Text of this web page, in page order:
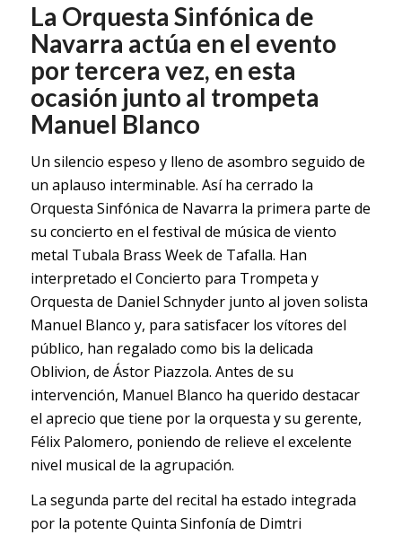
La Orquesta Sinfónica de
Navarra actúa en el evento
por tercera vez, en esta
ocasión junto al trompeta
Manuel Blanco
Un silencio espeso y lleno de asombro seguido de
un aplauso interminable. Así ha cerrado la
Orquesta Sinfónica de Navarra la primera parte de
su concierto en el festival de música de viento
metal Tubala Brass Week de Tafalla. Han
interpretado el Concierto para Trompeta y
Orquesta de Daniel Schnyder junto al joven solista
Manuel Blanco y, para satisfacer los vítores del
público, han regalado como bis la delicada
Oblivion, de Ástor Piazzola. Antes de su
intervención, Manuel Blanco ha querido destacar
el aprecio que tiene por la orquesta y su gerente,
Félix Palomero, poniendo de relieve el excelente
nivel musical de la agrupación.
La segunda parte del recital ha estado integrada
por la potente Quinta Sinfonía de Dimtri